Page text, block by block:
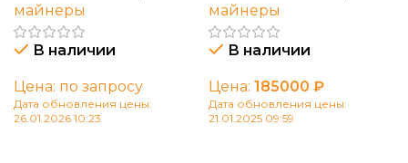
майнеры
В наличии
Цена: по запросу
Дата обновления цены:
26.01.2026 10:23
майнеры
В наличии
Цена: 185000 ₽
Дата обновления цены:
21.01.2025 09:59